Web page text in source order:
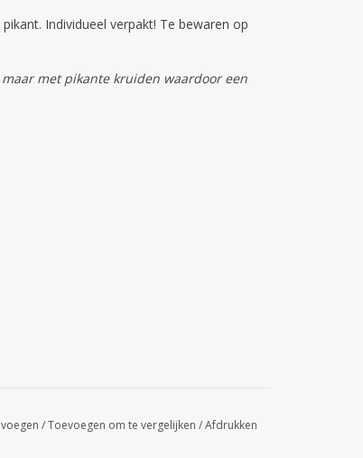
Individueel verpakt! Te bewaren op
met pikante kruiden waardoor een
/Toevoegen om te vergelijken /Afdrukken